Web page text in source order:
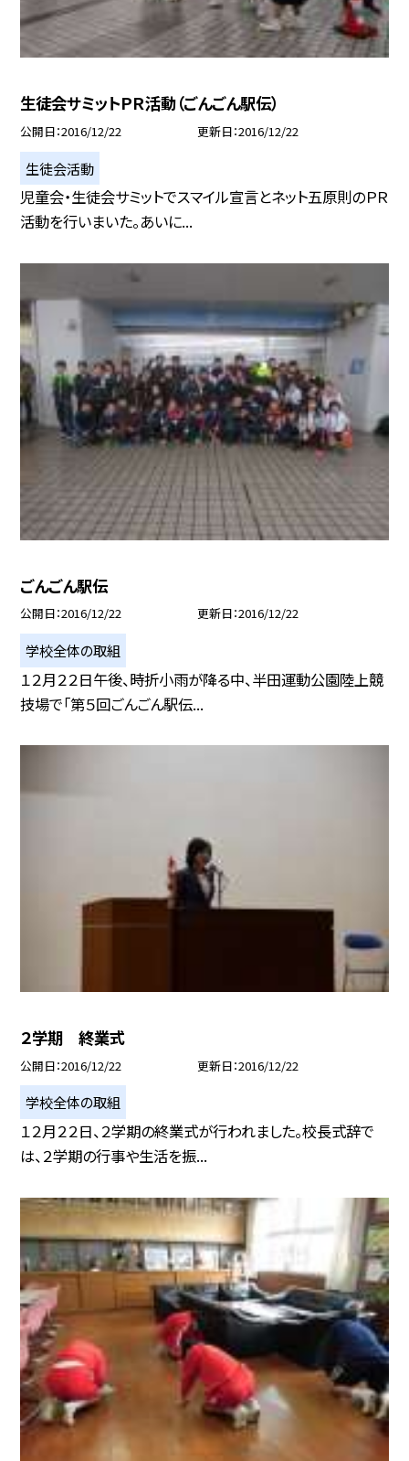
生徒会サミットＰＲ活動（ごんごん駅伝）
公開日 2016/12/22 更新日 2016/12/22
生徒会活動
児童会・生徒会サミットでスマイル宣言とネット五原則のＰＲ
活動を行いまいた。あいに...
ごんごん駅伝
公開日 2016/12/22 更新日 2016/12/22
学校全体の取組
１２月２２日午後、時折小雨が降る中、半田運動公園陸上競
技場で「第５回ごんごん駅伝...
２学期 終業式
公開日 2016/12/22 更新日 2016/12/22
学校全体の取組
１２月２２日、２学期の終業式が行われました。校長式辞で
は、２学期の行事や生活を振...